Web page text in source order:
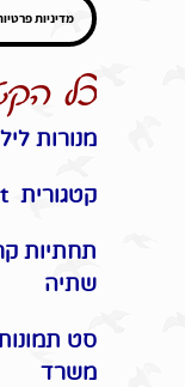
מדיניות
כל
מנורות
קטגורית Moonled - Art
תחתיות
שתיה
סט
משרד